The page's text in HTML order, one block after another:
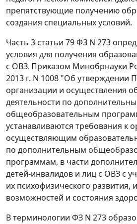
препятствующие получению
создания специальных условий.
Часть 3 статьи 79 ФЗ N 273
условия для получения
с ОВЗ. Приказом Минобрнауки
2013 г. N 1008 "Об утверждении
организации и осуществления
деятельности по
общеобразовательным
устанавливаются требования к
осуществляющим
по дополнительным
программам, в части
детей-инвалидов и лиц с ОВЗ с
их психофизического развития,
возможностей и состояния
В терминологии ФЗ N 273